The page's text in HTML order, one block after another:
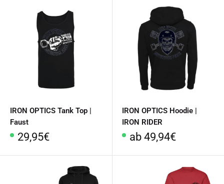
IRON OPTICS Tank Top |
Faust
Sonderpreis
29,95€
IRON OPTICS Hoodie |
IRON RIDER
Sonderpreis
ab 49,94€